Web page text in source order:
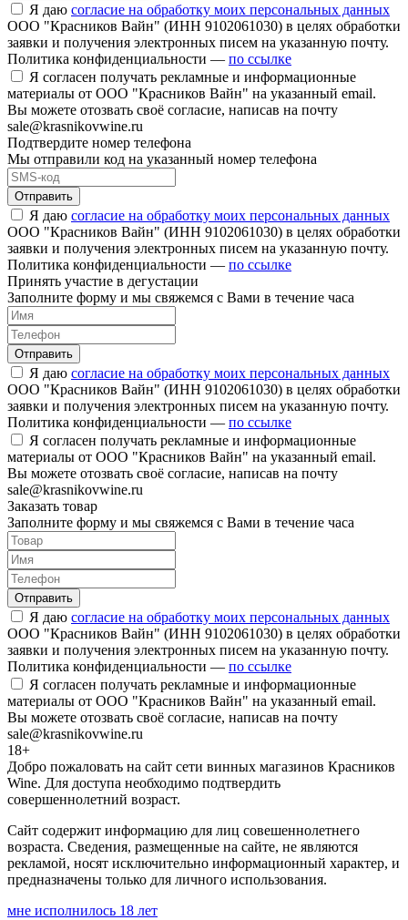
Я даю согласие на обработку моих персональных данных
ООО "Красников Вайн" (ИНН 9102061030) в целях обработки
заявки и получения электронных писем на указанную почту.
Политика конфиденциальности — по ссылке
Я согласен получать рекламные и информационные
материалы от ООО "Красников Вайн" на указанный email.
Вы можете отозвать своё согласие, написав на почту
sale@krasnikovwine.ru
Подтвердите номер телефона
Мы отправили код на указанный номер телефона
Отправить
Я даю согласие на обработку моих персональных данных
ООО "Красников Вайн" (ИНН 9102061030) в целях обработки
заявки и получения электронных писем на указанную почту.
Политика конфиденциальности — по ссылке
Принять участие в дегустации
Заполните форму и мы свяжемся с Вами в течение часа
Отправить
Я даю согласие на обработку моих персональных данных
ООО "Красников Вайн" (ИНН 9102061030) в целях обработки
заявки и получения электронных писем на указанную почту.
Политика конфиденциальности — по ссылке
Я согласен получать рекламные и информационные
материалы от ООО "Красников Вайн" на указанный email.
Вы можете отозвать своё согласие, написав на почту
sale@krasnikovwine.ru
Заказать товар
Заполните форму и мы свяжемся с Вами в течение часа
Отправить
Я даю согласие на обработку моих персональных данных
ООО "Красников Вайн" (ИНН 9102061030) в целях обработки
заявки и получения электронных писем на указанную почту.
Политика конфиденциальности — по ссылке
Я согласен получать рекламные и информационные
материалы от ООО "Красников Вайн" на указанный email.
Вы можете отозвать своё согласие, написав на почту
sale@krasnikovwine.ru
18+
Добро пожаловать на сайт сети винных магазинов Красников
Wine. Для доступа необходимо подтвердить
совершеннолетний возраст.
Сайт содержит информацию для лиц совешеннолетнего
возраста. Сведения, размещенные на сайте, не являются
рекламой, носят исключительно информационный характер, и
предназначены только для личного использования.
мне исполнилось 18 лет